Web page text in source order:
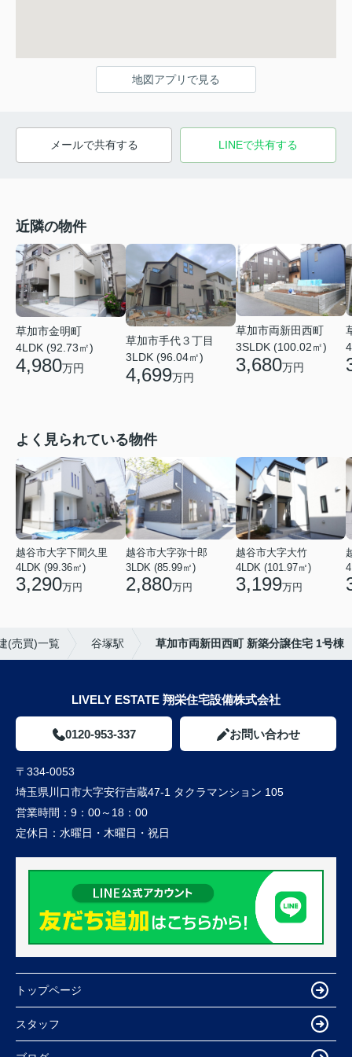
地図アプリで見る
メールで共有する LINEで共有する
近隣の物件
草加市金明町
4LDK (92.73㎡)
4,980万円
草加市手代３丁目
3LDK (96.04㎡)
4,699万円
草加市両新田西町
3SLDK (100.02㎡)
3,680万円
よく見られている物件
越谷市大字下間久里
4LDK (99.36㎡)
3,290万円
越谷市大字弥十郎
3LDK (85.99㎡)
2,880万円
越谷市大字大竹
4LDK (101.97㎡)
3,199万円
(売買)一覧 谷塚駅 草加市両新田西町 新築分譲住宅 1号棟
LIVELY ESTATE 翔栄住宅設備株式会社
0120-953-337 お問い合わせ
〒334-0053
埼玉県川口市大字安行吉蔵47-1 タクラマンション 105
営業時間： 9：00～18：00
定休日： 水曜日・木曜日・祝日
トップページ
スタッフ